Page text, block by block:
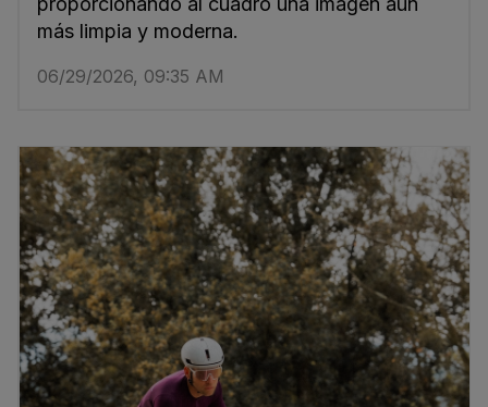
más limpia y moderna.
06/29/2026, 09:35 AM